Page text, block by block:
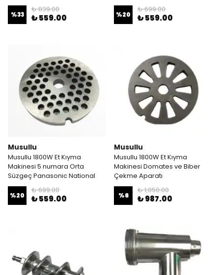
%33
₺ 839.00
₺ 559.00 %20
₺ 699.00
₺ 559.00
Musullu
Musullu 1800W Et Kıyma
Makinesi 5 numara Orta
Süzgeç Panasonic National
%20
₺ 699.00
₺ 559.00
Musullu
Musullu 1800W Et Kıyma
Makinesi Domates ve Biber
Çekme Aparatı
%6
₺ 1,050.00
₺ 987.00